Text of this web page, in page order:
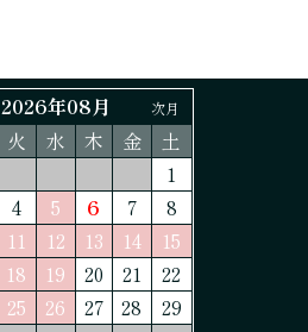
2026年08月 次月
火 水 木 金
土
1
4 5 6 7
8
11 12 13 14
15
18 19 20 21
22
25 26 27 28
29